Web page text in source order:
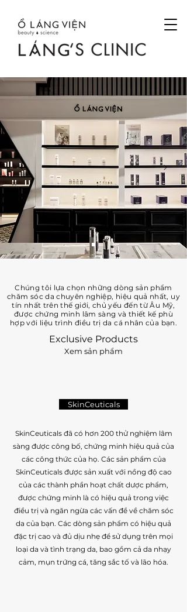
Chúng tôi lựa chọn những dòng sản phẩm
chăm sóc da chuyên nghiệp, hiệu quả nhất, uy
tín nhất trên thế giới, chủ yếu đến từ Âu Mỹ,
được chứng minh lâm sàng và thiết kế phù
hợp với liệu trình điều trị da cá nhân của bạn.
Exclusive Products
Xem sản phẩm
SkinCeuticals
SkinCeuticals đã có hơn 200 thử nghiệm lâm
sàng được công bố, chứng minh hiệu quả của
các công thức của họ. Các sản phẩm của
SkinCeuticals được sản xuất với nồng độ cao
của các thành phần hoạt chất dược phẩm,
được chứng minh là có hiệu quả trong việc
điều trị và ngăn ngừa các vấn đề về chăm sóc
da của bạn. Các dòng sản phẩm có hiệu quả
đặc trị cao và đủ dịu nhẹ để sử dụng trên mọi
loại da và tình trạng da, bao gồm cả da nhạy
cảm, mụn trứng cá, tăng sắc tố và lão hóa.